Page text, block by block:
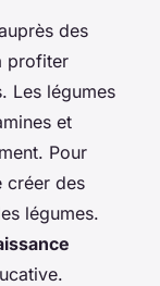
des
profiter
Les légumes
et
Pour
créer des
légumes.